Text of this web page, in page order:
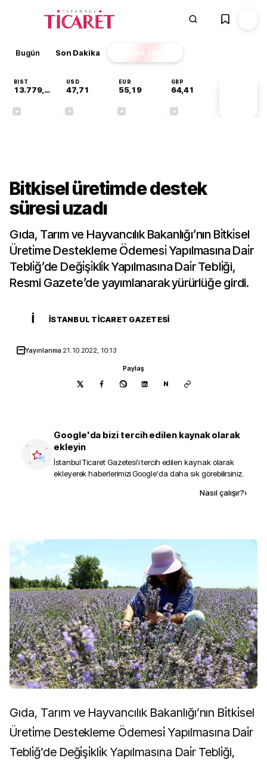
Bugün Son Dakika Finans EKSTRA
BIST
13.779,39
USD
47,71
EUR
55,19
GBP
64,41
Bitkisel üretimde destek
süresi uzadı
Gıda, Tarım ve Hayvancılık Bakanlığı’nın Bi̇tki̇sel
Üreti̇me Destekleme Ödemesi̇ Yapılmasına Dai̇r
Tebli̇ğ’de Deği̇şi̇kli̇k Yapılmasına Dai̇r Tebli̇ği,
Resmi Gazete’de yayımlanarak yürürlüğe girdi.
İ İSTANBUL TICARET GAZETESI
Yayınlanma 21.10.2022, 10:13
Paylaş
N
Google'da bizi tercih edilen kaynak olarak
ekleyin
İstanbul Ticaret Gazetesi'i tercih edilen kaynak olarak
ekleyerek haberlerimizi Google'da daha sık görebilirsiniz.
Nasıl çalışır?›
Gıda, Tarım ve Hayvancılık Bakanlığı’nın Bi̇tki̇sel
Üreti̇me Destekleme Ödemesi̇ Yapılmasına Dai̇r
Tebli̇ğ’de Deği̇şi̇kli̇k Yapılmasına Dai̇r Tebli̇ği,